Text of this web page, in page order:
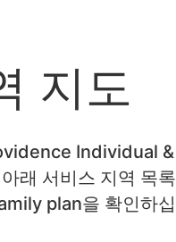
지도
Individual
래 서비스 지역 목
plan을 확인하